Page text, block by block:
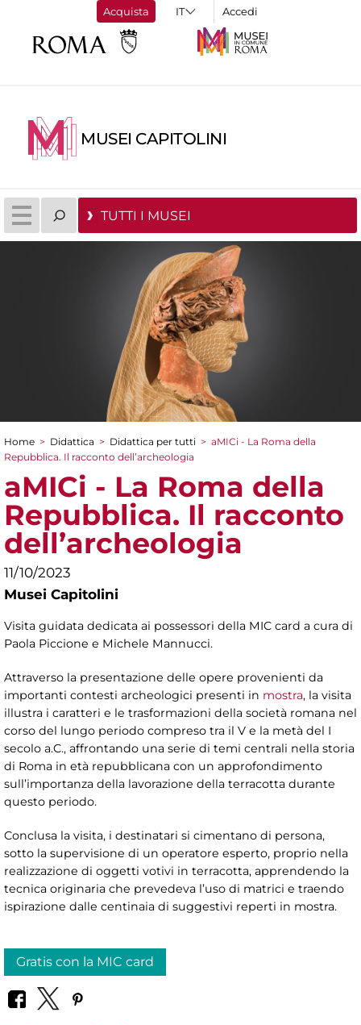
Acquista Accedi
MUSEI CAPITOLINI
TUTTI I MUSEI
Tu sei qui
Home > Didattica > Didattica per tutti > aMICi - La Roma della
Repubblica. Il racconto dell’archeologia
aMICi - La Roma della
Repubblica. Il racconto
dell’archeologia
11/10/2023
Musei Capitolini
Visita guidata dedicata ai possessori della MIC card a cura di
Paola Piccione e Michele Mannucci.
Attraverso la presentazione delle opere provenienti da
importanti contesti archeologici presenti in mostra, la visita
illustra i caratteri e le trasformazioni della società romana nel
corso del lungo periodo compreso tra il V e la metà del I
secolo a.C., affrontando una serie di temi centrali nella storia
di Roma in età repubblicana con un approfondimento
sull’importanza della lavorazione della terracotta durante
questo periodo.
Conclusa la visita, i destinatari si cimentano di persona,
sotto la supervisione di un operatore esperto, proprio nella
realizzazione di oggetti votivi in terracotta, apprendendo la
tecnica originaria che prevedeva l’uso di matrici e traendo
ispirazione dalle centinaia di suggestivi reperti in mostra.
Gratis con la MIC card